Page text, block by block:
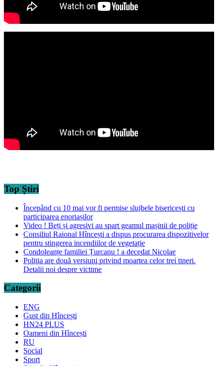
Top Știri
Începând cu 10 mai vor fi permise slujbele bisericești cu
participarea enoriașilor
Video ! Beți și agresivi au spart geamul mașinii de poliție
Consiliul Raional Hîncești a dispus procurarea dispozitivelor
pentru stingerea incendiilor de vegetație
Condoleanțe familiei Țurcanu ! a decedat Nicolae
Poliţia are două versiuni privind moartea celor trei tineri.
Detalii noi despre victime
Categorii
ENG
Gust din Hîncești
HN24 PLUS
Oameni din Hîncești
RU
Social
Sport